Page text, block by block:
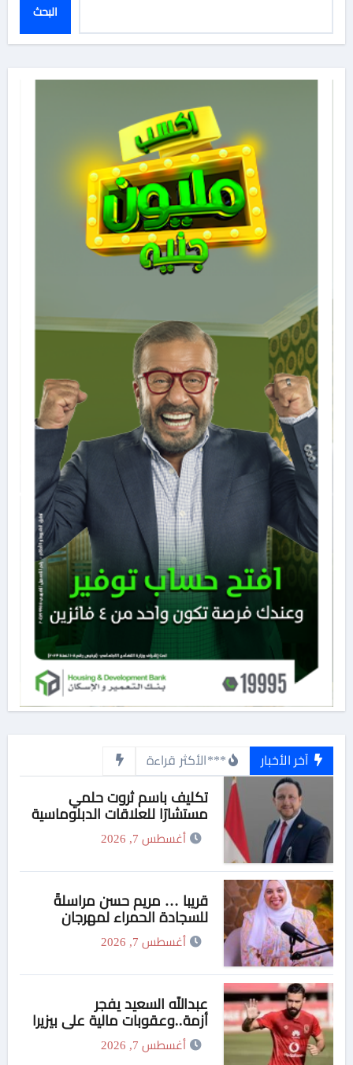
البحث
آخر الأخبار ***الأكثر قراءة
تكليف باسم ثروت حلمي
مستشارًا للعلاقات الدبلوماسية
وعضوًا بالهيئة الاستشارية العليا
لمنظمة «جاد جمينت يوإن»
أغسطس 7, 2026
قريبا … مريم حسن مراسلةً
للسجادة الحمراء لمهرجان
“الأفضل في الأفضل”..
ومفاجأة نارية من راديو “في
أغسطس 7, 2026
عبدالله السعيد يفجر
أزمة..وعقوبات مالية علي بيزيرا
وبانزا
أغسطس 7, 2026